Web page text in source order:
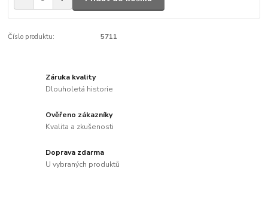
Číslo produktu: 5711
Záruka kvality
Dlouholetá historie
Ověřeno zákazníky
Kvalita a zkušenosti
Doprava zdarma
U vybraných produktů